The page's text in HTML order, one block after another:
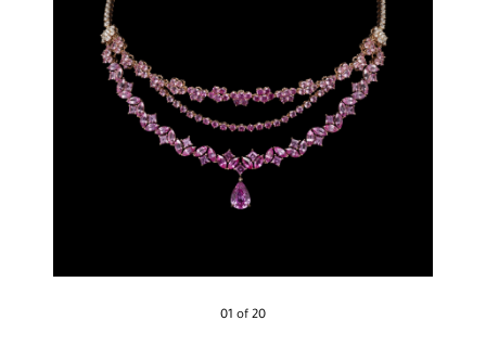
01 of 20